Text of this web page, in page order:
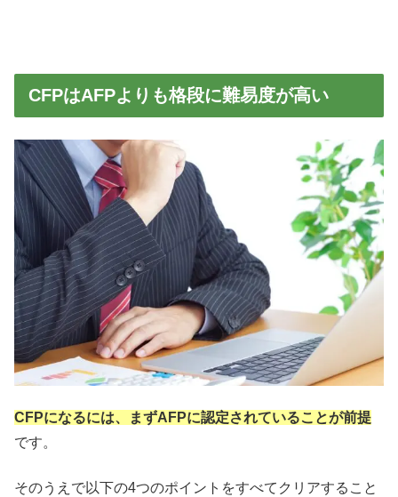
CFPはAFPよりも格段に難易度が高い
CFPになるには、まずAFPに認定されていることが前提
です。
そのうえで以下の4つのポイントをすべてクリアすること